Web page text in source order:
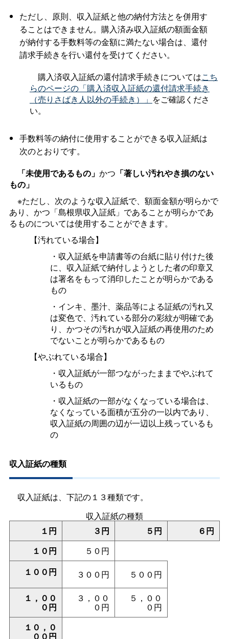
ただし、原則、収入証紙と他の納付方法とを併用す
ることはできません。購入済み収入証紙の額面金額
が納付する手数料等の金額に満たない場合は、還付
請求手続きを行い還付を受けてください。
購入済収入証紙の還付請求手続きについてはこち
らのページの「購入済収入証紙の還付請求手続き
（売りさばき人以外の手続き）」 をご確認くださ
い。
手数料等の納付に使用することができる収入証紙は
次のとおりです。
「未使用であるもの」 かつ 「著しい汚れやき損のない
もの」
※ただし、次のような収入証紙で、額面金額が明らかで
あり、かつ「島根県収入証紙」であることが明らかであ
るものについては使用することができます。
【汚れている場合】
・収入証紙を申請書等の台紙に貼り付けた後
に、収入証紙で納付しようとした者の印章又
は署名をもって消印したことが明らかである
もの
・インキ、墨汁、薬品等による証紙の汚れ又
は変色で、汚れている部分の彩紋が明確であ
り、かつその汚れが収入証紙の再使用のため
でないことが明らかであるもの
【やぶれている場合】
・収入証紙が一部つながったままでやぶれて
いるもの
・収入証紙の一部がなくなっている場合は、
なくなっている面積が五分の一以内であり、
収入証紙の周囲の辺が一辺以上残っているも
の
収入証紙の種類
収入証紙は、下記の１３種類です。
収入証紙の種類
１円
３円 ５円
６円
１０円
５０円
１００円
３００円
５００円
１，００
０円
３，００
０円
５，００
０円
１０，０
００円